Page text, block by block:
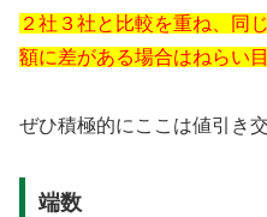
２社３社と比較を重ね、同
額に差がある場合はねらい目
ぜひ積極的にここは値引き
端数